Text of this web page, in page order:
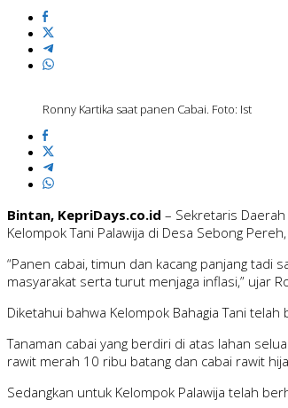
Ronny Kartika saat panen Cabai. Foto: Ist
Bintan, KepriDays.co.id – Sekretaris
Kelompok Tani Palawija di Desa Sebong
“Panen cabai, timun dan kacang panjang
masyarakat serta turut menjaga inflasi,” ujar
Diketahui bahwa Kelompok Bahagia Tani
Tanaman cabai yang berdiri di atas lahan
rawit merah 10 ribu batang dan cabai rawit
Sedangkan untuk Kelompok Palawija telah